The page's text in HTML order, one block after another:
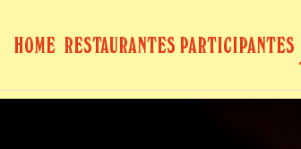
HOME RESTAURANTES PARTICIPANTES